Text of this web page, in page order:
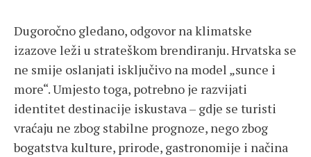
Dugoročno gledano, odgovor na klimatske
izazove leži u strateškom brendiranju. Hrvatska se
ne smije oslanjati isključivo na model „sunce i
more“. Umjesto toga, potrebno je razvijati
identitet destinacije iskustava – gdje se turisti
vraćaju ne zbog stabilne prognoze, nego zbog
bogatstva kulture, prirode, gastronomije i načina